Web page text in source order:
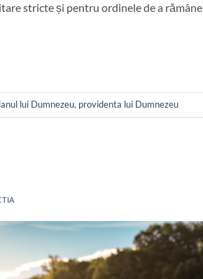
stricte și pentru ordinele de a rămâne
lui Dumnezeu, providenta lui Dumnezeu